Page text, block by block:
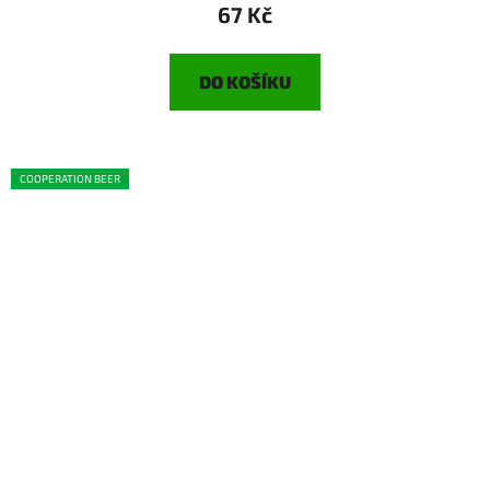
67 Kč
DO KOŠÍKU
COOPERATION BEER